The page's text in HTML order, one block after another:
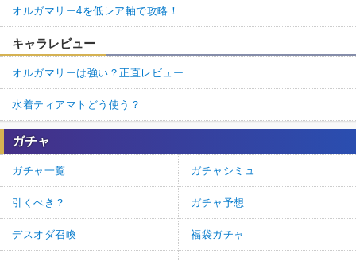
オルガマリー4を低レア軸で攻略！
キャラレビュー
オルガマリーは強い？正直レビュー
水着ティアマトどう使う？
ガチャ
ガチャ一覧 ガチャシミュ
引くべき？ ガチャ予想
デスオダ召喚 福袋ガチャ